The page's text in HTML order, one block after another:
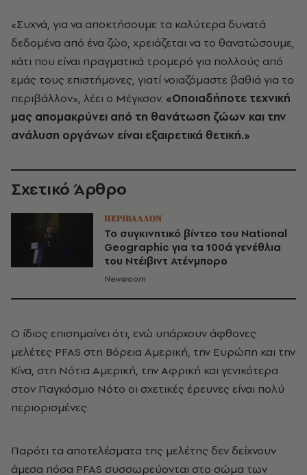
«Συχνά, για να αποκτήσουμε τα καλύτερα δυνατά
δεδομένα από ένα ζώο, χρειάζεται να το θανατώσουμε,
κάτι που είναι πραγματικά τρομερό για πολλούς από
εμάς τους επιστήμονες, γιατί νοιαζόμαστε βαθιά για το
περιβάλλον», λέει ο Μέγκσον. «Οποιαδήποτε τεχνική
μας απομακρύνει από τη θανάτωση ζώων και την
ανάλυση οργάνων είναι εξαιρετικά θετική.»
Σχετικό Άρθρο
ΠΕΡΙΒΑΛΛΟΝ
To συγκινητικό βίντεο του National
Geographic για τα 100ά γενέθλια
του Ντέιβιντ Ατένμπορο
Newsroom
Ο ίδιος επισημαίνει ότι, ενώ υπάρχουν άφθονες
μελέτες PFAS στη Βόρεια Αμερική, την Ευρώπη και την
Κίνα, στη Νότια Αμερική, την Αφρική και γενικότερα
στον Παγκόσμιο Νότο οι σχετικές έρευνες είναι πολύ
περιορισμένες.
Παρότι τα αποτελέσματα της μελέτης δεν δείχνουν
άμεσα πόσα PFAS συσσωρεύονται στο σώμα των